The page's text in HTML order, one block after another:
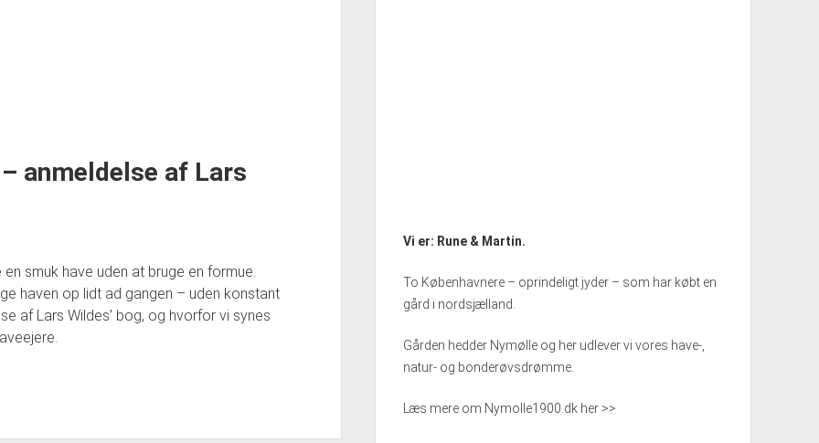
anmeldelse af Lars
smuk have uden at bruge en formue.
haven op lidt ad gangen – uden konstant
af Lars Wildes’ bog, og hvorfor vi synes
Vi er: Rune & Martin.
To Københavnere – oprindeligt jyder – som har købt en
gård i nordsjælland.
Gården hedder Nymølle og her udlever vi vores have-,
natur- og bonderøvsdrømme.
Læs mere om Nymolle1900.dk her >>